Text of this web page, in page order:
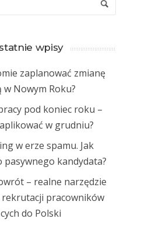
wpisy
zaplanować zmianę
w Nowym Roku?
pod koniec roku –
w grudniu?
w erze spamu. Jak
pasywnego kandydata?
– realne narzędzie
rekrutacji pracowników
do Polski